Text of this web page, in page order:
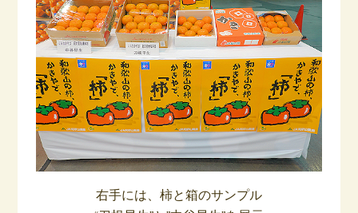
右手には、柿と箱のサンプル